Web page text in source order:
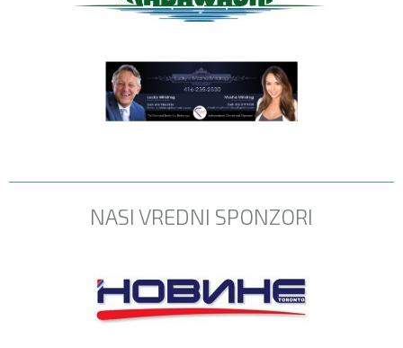
NASI VREDNI SPONZORI